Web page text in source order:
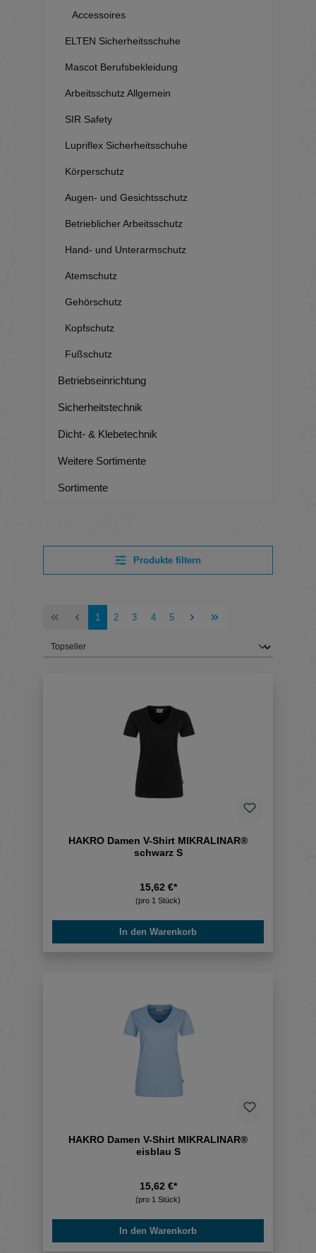
Accessoires
ELTEN Sicherheitsschuhe
Mascot Berufsbekleidung
Arbeitsschutz Allgemein
SIR Safety
Lupriflex Sicherheitsschuhe
Körperschutz
Augen- und Gesichtsschutz
Betrieblicher Arbeitsschutz
Hand- und Unterarmschutz
Atemschutz
Gehörschutz
Kopfschutz
Fußschutz
Betriebseinrichtung
Sicherheitstechnik
Dicht- & Klebetechnik
Weitere Sortimente
Sortimente
Produkte filtern
Seite
1 Seite
2 Seite
3 Seite
4 Seite
5
HAKRO Damen V-Shirt MIKRALINAR®
schwarz S
15,62 €*
(pro 1 Stück)
In den Warenkorb
HAKRO Damen V-Shirt MIKRALINAR®
eisblau S
15,62 €*
(pro 1 Stück)
In den Warenkorb